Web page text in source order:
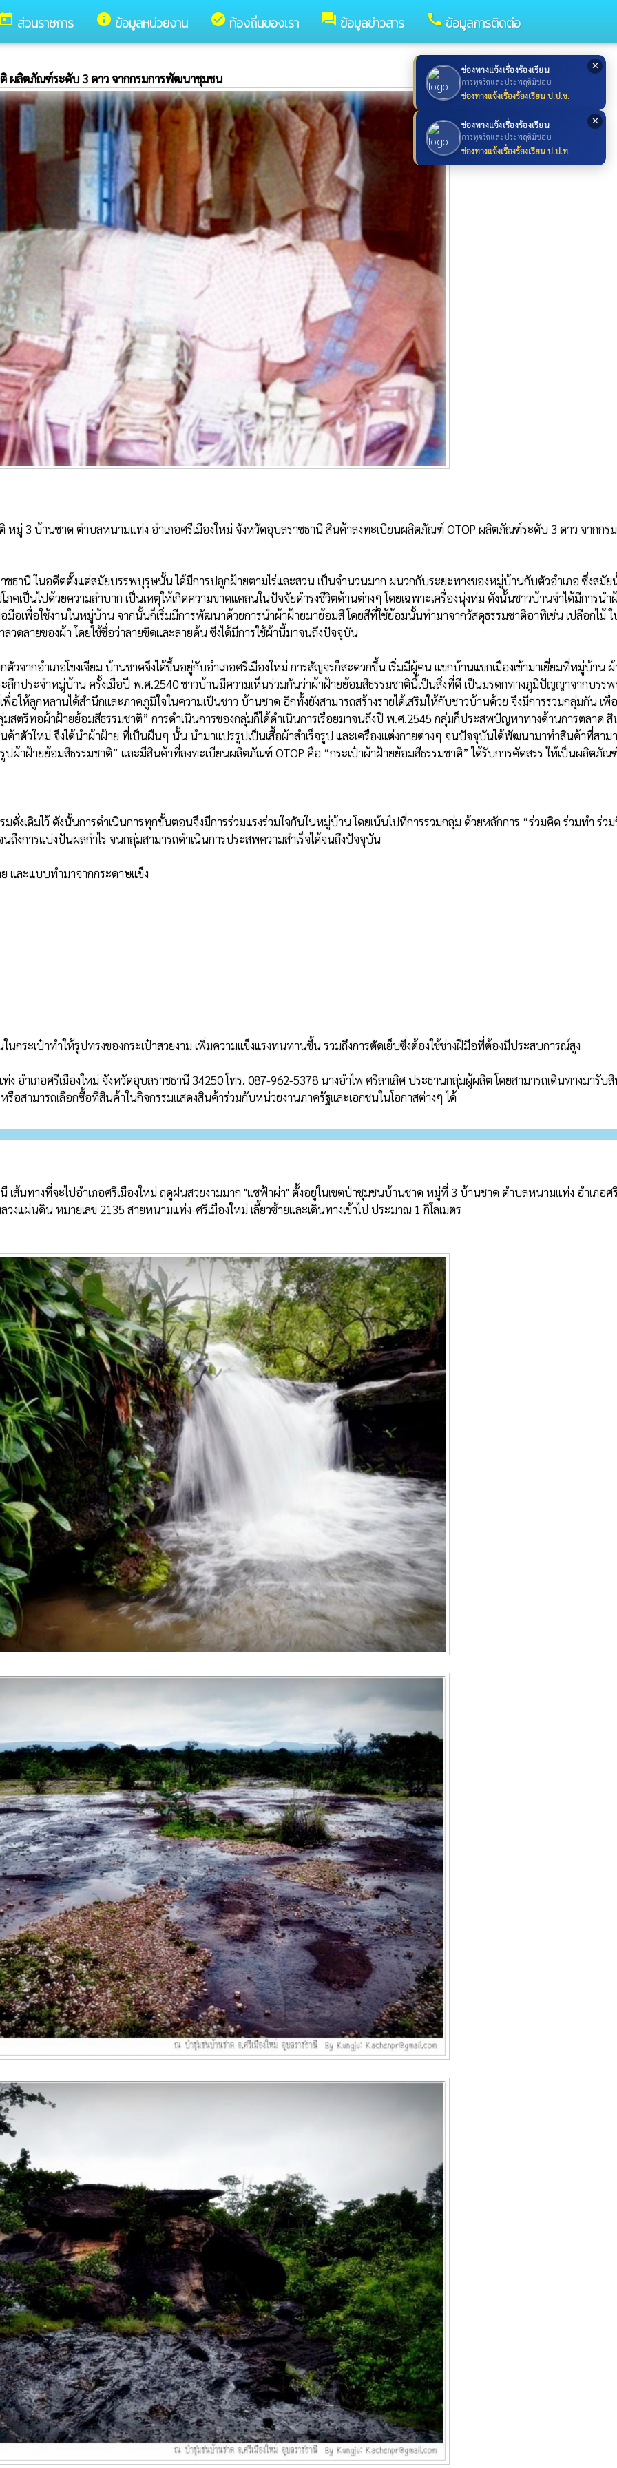
✕
ช่องทางแจ้งเรื่องร้องเรียน
การทุจริตและประพฤติมิชอบ
ช่องทางแจ้งเรื่องร้องเรียน ป.ป.ช.
✕
ช่องทางแจ้งเรื่องร้องเรียน
การทุจริตและประพฤติมิชอบ
ช่องทางแจ้งเรื่องร้องเรียน ป.ป.ท.
ส่วนราชการ info ข้อมูลหน่วยงาน check_circle ท้องถิ่นของเรา forum ข้อมูลข่าวสาร call ข้อมูลการติดต่อ
ติ ผลิตภัณฑ์ระดับ 3 ดาว จากกรมการพัฒนาชุมชน
ภคเป็นไปด้วยความลำบาก เป็นเหตุให้เกิดความขาดแคลนในปัจจัยดำรงชีวิตด้านต่างๆ โดยเฉพาะเครื่องนุ่งห่ม ดังนั้นชาวบ้านจำได้มีการนำ
อเพื่อใช้งานในหมู่บ้าน จากนั้นก็เริ่มมีการพัฒนาด้วยการนำผ้าฝ้ายมาย้อมสี โดยสีที่ใช้ย้อมนั้นทำมาจากวัสดุธรรมชาติอาทิเช่น เปลือกไม้ ใ
ดลายของผ้า โดยใช้ชื่อว่าลายขิดและลายด้น ซึ่งได้มีการใช้ผ้านี้มาจนถึงปัจจุบัน
ลึกประจำหมู่บ้าน ครั้งเมื่อปี พ.ศ.2540 ชาวบ้านมีความเห็นร่วมกันว่าผ้าฝ้ายย้อมสีธรรมชาตินี้เป็นสิ่งที่ดี เป็นมรดกทางภูมิปัญญาจากบรร
ห้ลูกหลานได้สำนึกและภาคภูมิใจในความเป็นชาว บ้านชาด อีกทั้งยังสามารถสร้างรายได้เสริมให้กับชาวบ้านด้วย จึงมีการรวมกลุ่มกัน เพื่
สตรีทอผ้าฝ้ายย้อมสีธรรมชาติ” การดำเนินการของกลุ่มก็ได้ดำเนินการเรื่อยมาจนถึงปี พ.ศ.2545 กลุ่มก็ประสพปัญหาทางด้านการตลาด
าตัวใหม่ จึงได้นำผ้าฝ้าย ที่เป็นผืนๆ นั้น นำมาแปรรูปเป็นเสื้อผ้าสำเร็จรูป และเครื่องแต่งกายต่างๆ จนปัจจุบันได้พัฒนามาทำสินค้าที่สาม
ผ้าฝ้ายย้อมสีธรรมชาติ” และมีสินค้าที่ลงทะเบียนผลิตภัณฑ์ OTOP คือ “กระเป๋าผ้าฝ้ายย้อมสีธรรมชาติ” ได้รับการคัดสรร ให้เป็นผลิตภัณ
ถึงการแบ่งปันผลกำไร จนกลุ่มสามารถดำเนินการประสพความสำเร็จได้จนถึงปัจจุบัน
อสามารถเลือกซื้อที่สินค้าในกิจกรรมแสดงสินค้าร่วมกับหน่วยงานภาครัฐและเอกชนในโอกาสต่างๆ ได้
แผ่นดิน หมายเลข 2135 สายหนามแท่ง-ศรีเมืองใหม่ เลี้ยวซ้ายและเดินทางเข้าไป ประมาณ 1 กิโลเมตร